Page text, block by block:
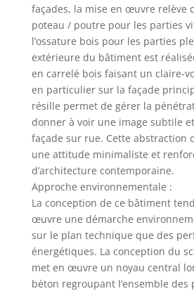
façades, la mise en œuvre relève
poteau / poutre pour les parties
l’ossature bois pour les parties
extérieure du bâtiment est
en carrelé bois faisant un claire-
en particulier sur la façade
résille permet de gérer la
donner à voir une image subtile
façade sur rue. Cette abstraction
une attitude minimaliste et
d’architecture contemporaine.
Approche environnementale :
La conception de ce bâtiment
œuvre une démarche
sur le plan technique que des
énergétiques. La conception du
met en œuvre un noyau central
béton regroupant l’ensemble des